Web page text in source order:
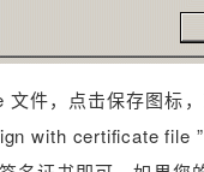
件，点击保存图标
with certificate file